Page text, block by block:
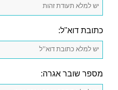
כתובת דוא''ל:
מספר שובר אגרה: